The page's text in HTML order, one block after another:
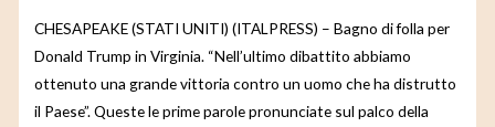
CHESAPEAKE (STATI UNITI) (ITALPRESS) – Bagno di folla per
Donald Trump in Virginia. “Nell’ultimo dibattito abbiamo
ottenuto una grande vittoria contro un uomo che ha distrutto
il Paese”. Queste le prime parole pronunciate sul palco della